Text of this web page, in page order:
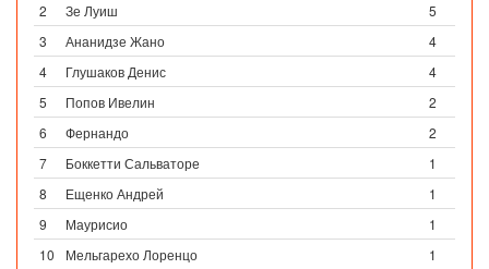
2
Зе Луиш
5
3
Ананидзе Жано
4
4
Глушаков Денис
4
5
Попов Ивелин
2
6
Фернандо
2
7
Боккетти Сальваторе
1
8
Ещенко Андрей
1
9
Маурисио
1
10
Мельгарехо Лоренцо 1